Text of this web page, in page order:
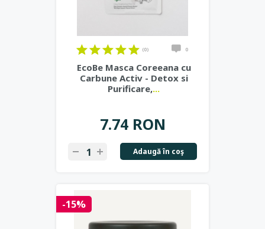
(0) 0
EcoBe Masca Coreeana cu
Carbune Activ - Detox si
Purificare,...
7.74 RON
Adaugă în coş
-15%